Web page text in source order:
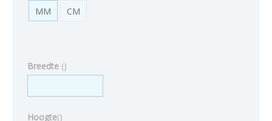
MM CM
Breedte ()
Hoogte()